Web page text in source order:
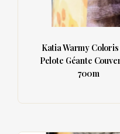
Katia Warmy Coloris
Pelote Géante
700m